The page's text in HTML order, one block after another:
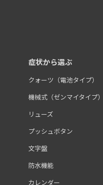
症状から選ぶ
クォーツ（電池タイプ）
機械式（ゼンマイタイプ）
リューズ
プッシュボタン
文字盤
防水機能
カレンダー